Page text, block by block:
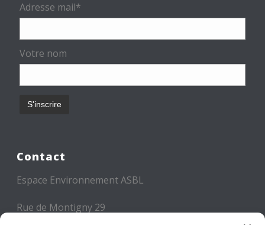
Adresse mail*
Votre nom
Contact
Espace Environnement ASBL
Rue de Montigny 29